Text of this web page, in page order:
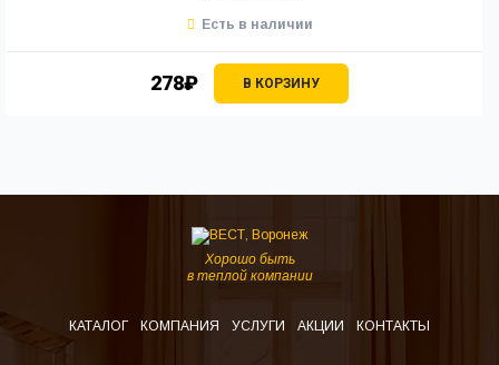
278₽ В КОРЗИНУ
Есть в наличии
Хорошо быть
в теплой компании
КАТАЛОГ КОМПАНИЯ УСЛУГИ АКЦИИ КОНТАКТЫ